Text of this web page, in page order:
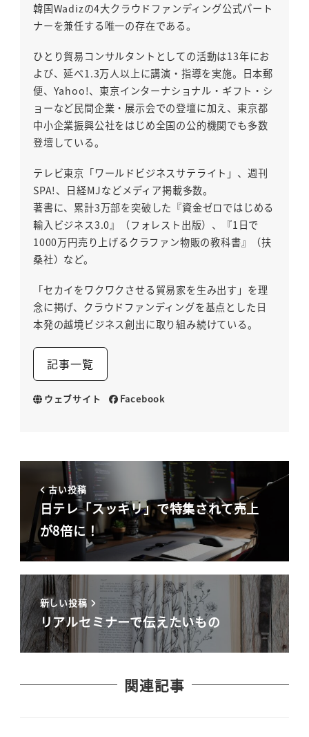
韓国Wadizの4大クラウドファンディング公式パート
ナーを兼任する唯一の存在である。
ひとり貿易コンサルタントとしての活動は13年にお
よび、延べ1.3万人以上に講演・指導を実施。日本郵
便、Yahoo!、東京インターナショナル・ギフト・シ
ョーなど民間企業・展示会での登壇に加え、東京都
中小企業振興公社をはじめ全国の公的機関でも多数
登壇している。
テレビ東京「ワールドビジネスサテライト」、週刊
SPA!、日経MJなどメディア掲載多数。
著書に、累計3万部を突破した『資金ゼロではじめる
輸入ビジネス3.0』（フォレスト出版）、『1日で
1000万円売り上げるクラファン物販の教科書』（扶
桑社）など。
「セカイをワクワクさせる貿易家を生み出す」を理
念に掲げ、クラウドファンディングを基点とした日
本発の越境ビジネス創出に取り組み続けている。
記事一覧
ウェブサイト Facebook
古い投稿
日テレ「スッキリ」で特集されて売上
が8倍に！
新しい投稿
リアルセミナーで伝えたいもの
関連記事